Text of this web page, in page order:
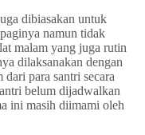
dibiasakan untuk
namun tidak
malam yang juga rutin
dilaksanakan dengan
dari para santri secara
belum dijadwalkan
ini masih diimami oleh